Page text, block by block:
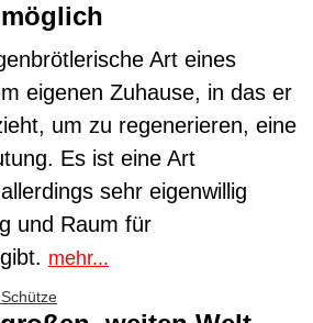
Art eines
eigenen Zuhause, in das er
um zu regenerieren, eine
Es ist eine Art
sehr eigenwillig
und Raum für
mehr...